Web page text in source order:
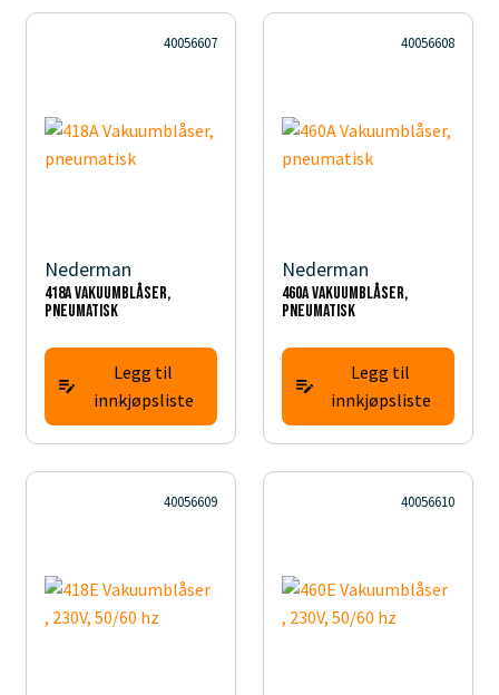
40056607
Nederman
418A Vakuumblåser,
pneumatisk
Legg til
innkjøpsliste
40056608
Nederman
460A Vakuumblåser,
pneumatisk
Legg til
innkjøpsliste
40056609 40056610